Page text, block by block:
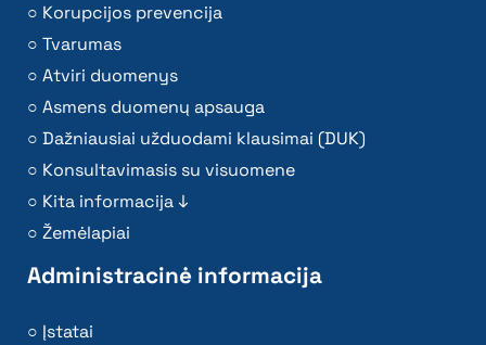
Korupcijos prevencija
Tvarumas
Atviri duomenys
Asmens duomenų apsauga
Dažniausiai užduodami klausimai (DUK)
Konsultavimasis su visuomene
Kita informacija ↓
Žemėlapiai
Administracinė informacija
Įstatai